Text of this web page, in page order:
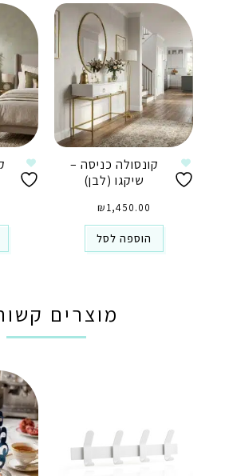
קונסולה כניסה –
שיקגו (לבן)
₪1,450.00
הוספה לסל
מוצרים